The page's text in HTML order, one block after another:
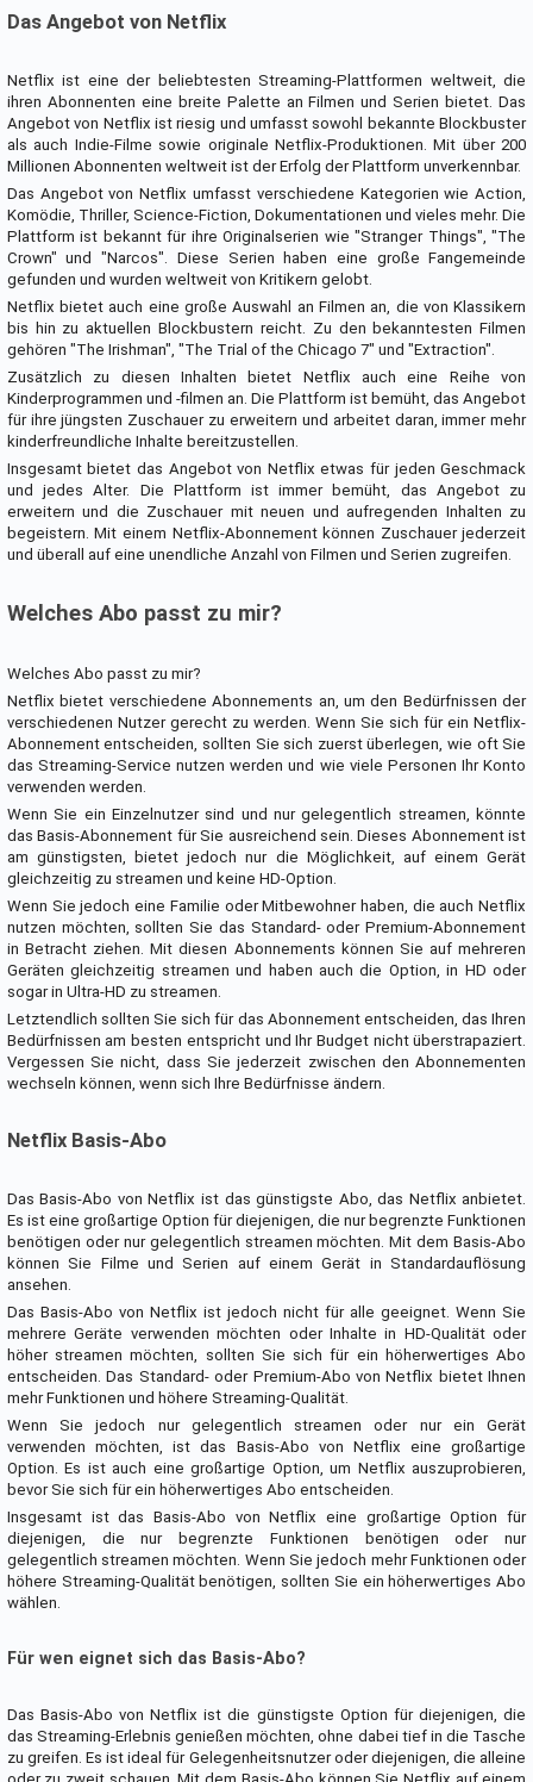
Das Angebot von Netflix
Netflix ist eine der beliebtesten Streaming-Plattformen weltweit, die
ihren Abonnenten eine breite Palette an Filmen und Serien bietet. Das
Angebot von Netflix ist riesig und umfasst sowohl bekannte Blockbuster
als auch Indie-Filme sowie originale Netflix-Produktionen. Mit über 200
Millionen Abonnenten weltweit ist der Erfolg der Plattform unverkennbar.
Das Angebot von Netflix umfasst verschiedene Kategorien wie Action,
Komödie, Thriller, Science-Fiction, Dokumentationen und vieles mehr. Die
Plattform ist bekannt für ihre Originalserien wie "Stranger Things", "The
Crown" und "Narcos". Diese Serien haben eine große Fangemeinde
gefunden und wurden weltweit von Kritikern gelobt.
Netflix bietet auch eine große Auswahl an Filmen an, die von Klassikern
bis hin zu aktuellen Blockbustern reicht. Zu den bekanntesten Filmen
gehören "The Irishman", "The Trial of the Chicago 7" und "Extraction".
Zusätzlich zu diesen Inhalten bietet Netflix auch eine Reihe von
Kinderprogrammen und -filmen an. Die Plattform ist bemüht, das Angebot
für ihre jüngsten Zuschauer zu erweitern und arbeitet daran, immer mehr
kinderfreundliche Inhalte bereitzustellen.
Insgesamt bietet das Angebot von Netflix etwas für jeden Geschmack
und jedes Alter. Die Plattform ist immer bemüht, das Angebot zu
erweitern und die Zuschauer mit neuen und aufregenden Inhalten zu
begeistern. Mit einem Netflix-Abonnement können Zuschauer jederzeit
und überall auf eine unendliche Anzahl von Filmen und Serien zugreifen.
Welches Abo passt zu mir?
Welches Abo passt zu mir?
Netflix bietet verschiedene Abonnements an, um den Bedürfnissen der
verschiedenen Nutzer gerecht zu werden. Wenn Sie sich für ein Netflix-
Abonnement entscheiden, sollten Sie sich zuerst überlegen, wie oft Sie
das Streaming-Service nutzen werden und wie viele Personen Ihr Konto
verwenden werden.
Wenn Sie ein Einzelnutzer sind und nur gelegentlich streamen, könnte
das Basis-Abonnement für Sie ausreichend sein. Dieses Abonnement ist
am günstigsten, bietet jedoch nur die Möglichkeit, auf einem Gerät
gleichzeitig zu streamen und keine HD-Option.
Wenn Sie jedoch eine Familie oder Mitbewohner haben, die auch Netflix
nutzen möchten, sollten Sie das Standard- oder Premium-Abonnement
in Betracht ziehen. Mit diesen Abonnements können Sie auf mehreren
Geräten gleichzeitig streamen und haben auch die Option, in HD oder
sogar in Ultra-HD zu streamen.
Letztendlich sollten Sie sich für das Abonnement entscheiden, das Ihren
Bedürfnissen am besten entspricht und Ihr Budget nicht überstrapaziert.
Vergessen Sie nicht, dass Sie jederzeit zwischen den Abonnementen
wechseln können, wenn sich Ihre Bedürfnisse ändern.
Netflix Basis-Abo
Das Basis-Abo von Netflix ist das günstigste Abo, das Netflix anbietet.
Es ist eine großartige Option für diejenigen, die nur begrenzte Funktionen
benötigen oder nur gelegentlich streamen möchten. Mit dem Basis-Abo
können Sie Filme und Serien auf einem Gerät in Standardauflösung
ansehen.
Das Basis-Abo von Netflix ist jedoch nicht für alle geeignet. Wenn Sie
mehrere Geräte verwenden möchten oder Inhalte in HD-Qualität oder
höher streamen möchten, sollten Sie sich für ein höherwertiges Abo
entscheiden. Das Standard- oder Premium-Abo von Netflix bietet Ihnen
mehr Funktionen und höhere Streaming-Qualität.
Wenn Sie jedoch nur gelegentlich streamen oder nur ein Gerät
verwenden möchten, ist das Basis-Abo von Netflix eine großartige
Option. Es ist auch eine großartige Option, um Netflix auszuprobieren,
bevor Sie sich für ein höherwertiges Abo entscheiden.
Insgesamt ist das Basis-Abo von Netflix eine großartige Option für
diejenigen, die nur begrenzte Funktionen benötigen oder nur
gelegentlich streamen möchten. Wenn Sie jedoch mehr Funktionen oder
höhere Streaming-Qualität benötigen, sollten Sie ein höherwertiges Abo
wählen.
Für wen eignet sich das Basis-Abo?
Das Basis-Abo von Netflix ist die günstigste Option für diejenigen, die
das Streaming-Erlebnis genießen möchten, ohne dabei tief in die Tasche
zu greifen. Es ist ideal für Gelegenheitsnutzer oder diejenigen, die alleine